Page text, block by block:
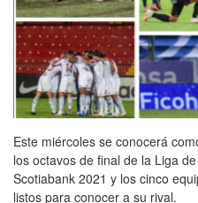
Este miércoles se conocerá
los octavos de final de la Liga
Scotiabank 2021 y los cinco
listos para conocer a su rival.